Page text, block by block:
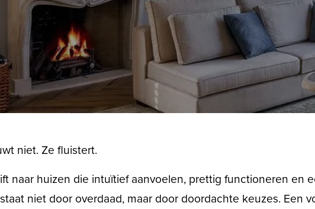
niet. Ze fluistert.
naar huizen die intuïtief aanvoelen, prettig functioneren en
niet door overdaad, maar door doordachte keuzes. Een